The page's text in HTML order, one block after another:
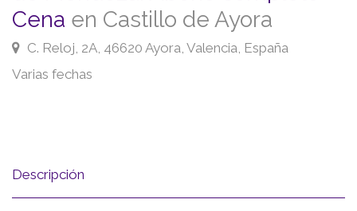
Cena en Castillo de Ayora
C. Reloj, 2A, 46620 Ayora, Valencia, España
Varias fechas
Descripción